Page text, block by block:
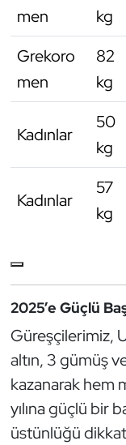
men
kg
Grekoro
men
82
kg
Kadınlar
50
kg
Kadınlar
57
kg
2025’e Güçlü
Güreşçilerimiz,
altın, 3 gümüş
kazanarak hem
yılına güçlü bir
üstünlüğü